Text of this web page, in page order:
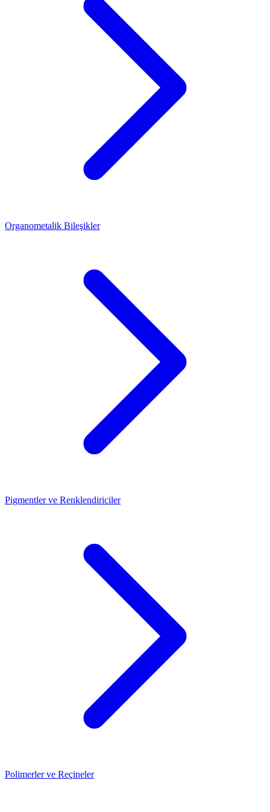
Organometalik Bileşikler
Pigmentler ve Renklendiriciler
Polimerler ve Reçineler